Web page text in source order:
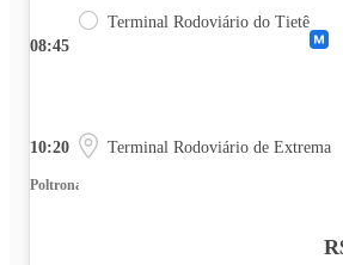
08:45
Terminal Rodoviário do Tietê
10:20 Terminal Rodoviário de Extrema
Poltrona